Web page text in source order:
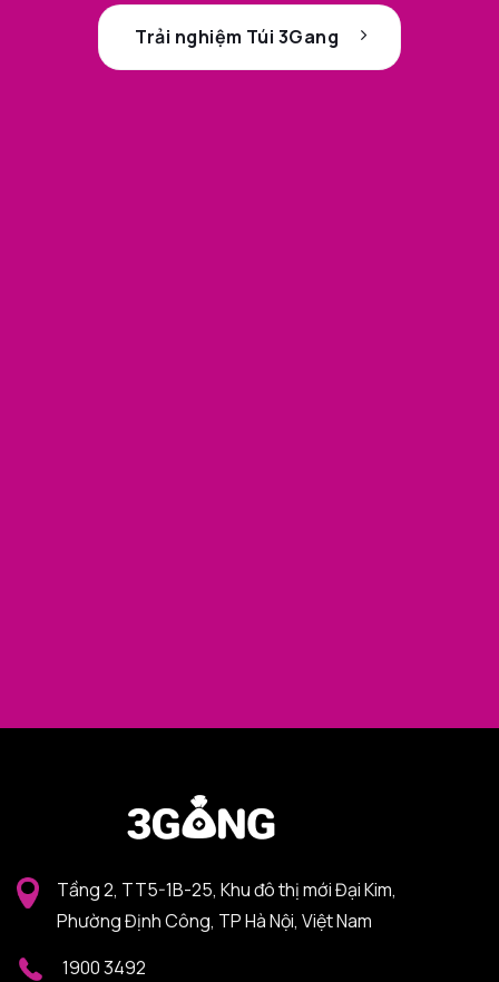
Trải nghiệm Túi 3Gang
Tầng 2, TT5-1B-25, Khu đô thị mới Đại Kim,
Phường Định Công, TP Hà Nội, Việt Nam
1900 3492